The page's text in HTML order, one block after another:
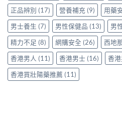
選
購
貼
士
一
次
看
清〉
中
正品辨別 (17) 營養補充 (9) 用藥
男士養生 (7) 男性保健品 (13) 男
精力不足 (8) 網購安全 (26) 西地
香港男人 (11) 香港男士 (16) 香
香港買壯陽藥推薦 (11)